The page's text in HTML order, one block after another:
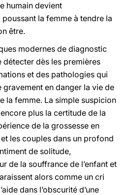
humain devient
la femme à tendre la
être.
modernes de diagnostic
détecter dès les premières
et des pathologies qui
en danger la vie de
la femme. La simple suspicion
plus la certitude de la
de la grossesse en
les couples dans un profond
de solitude,
de la souffrance de l’enfant et
alors comme un cri
dans l’obscurité d’une